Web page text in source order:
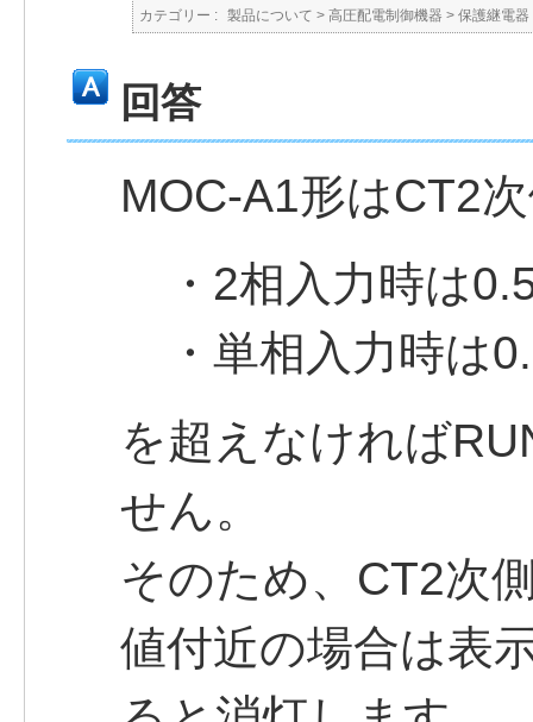
カテゴリー : 製品について > 高圧配電制御機器 > 保護継電器
回答
MOC-A1形はCT2
・2相入力時は
・単相入力時は
を超えなければ
せん。
そのため、CT2次
値付近の場合は表